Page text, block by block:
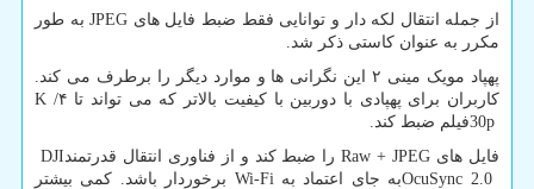
از جمله انتقال لکه دار و توانایی فقط ضبط فایل های JPEG به طور
مکرر به عنوان کاستی ذکر شد.
پهپاد مویک مینی ۲ این نگرانی ها و موارد دیگر را برطرف می کند.
کاربران برای پهپادی با دوربین با کیفیت بالاتر که می تواند تا ۴
K /
30pفیلم ضبط کند.
فایل های Raw + JPEG را ضبط کند و از فناوری انتقال قدرتمند DJI
OcuSync 2.0به جای اعتماد به Wi-Fi برخوردار باشد. کمی بیشتر